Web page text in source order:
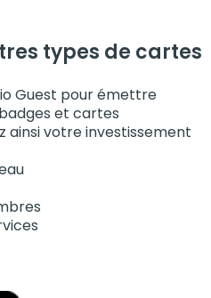
types de cartes
Guest pour émettre
et cartes
ainsi votre investissement